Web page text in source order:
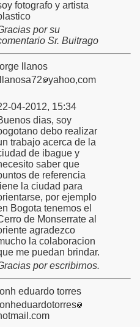
fotografo y artista
por su
Sr. Buitrago
llanos
yahoo,com
04-2012, 15:34
dias, soy
debo realizar
trabajo acerca de la
de ibague y
saber que
de referencia
la ciudad para
por ejemplo
Bogota tenemos el
de Monserrate al
agradezco
la colaboracion
me puedan brindar.
por escribirnos.
eduardo torres